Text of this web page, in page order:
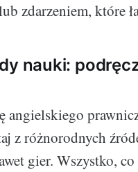
zdarzeniem, które
nauki:
angielskiego
z różnorodnych
gier. Wszystko,